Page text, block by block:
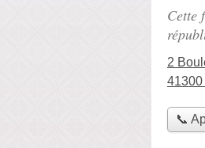
Cette
2
📞